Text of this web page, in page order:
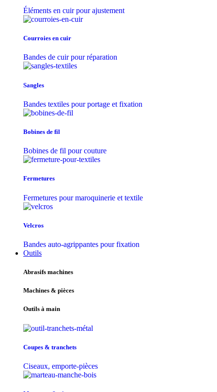
Éléments en cuir pour ajustement
Courroies en cuir
Bandes de cuir pour réparation
Sangles
Bandes textiles pour portage et fixation
Bobines de fil
Bobines de fil pour couture
Fermetures
Fermetures pour maroquinerie et textile
Velcros
Bandes auto-agrippantes pour fixation
Outils
Abrasifs machines
Machines & pièces
Outils à main
Coupes & tranchets
Ciseaux, emporte-pièces